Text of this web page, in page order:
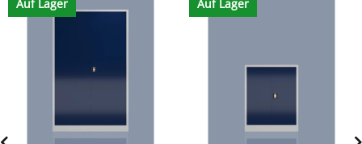
Auf Lager Auf Lager